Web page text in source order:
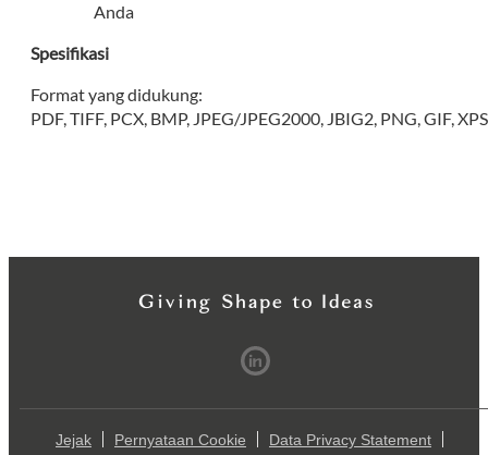
Anda
Spesifikasi
Format yang didukung:
PDF, TIFF, PCX, BMP, JPEG/JPEG2000, JBIG2, PNG, GIF, XPS
Jejak Pernyataan Cookie Data Privacy Statement